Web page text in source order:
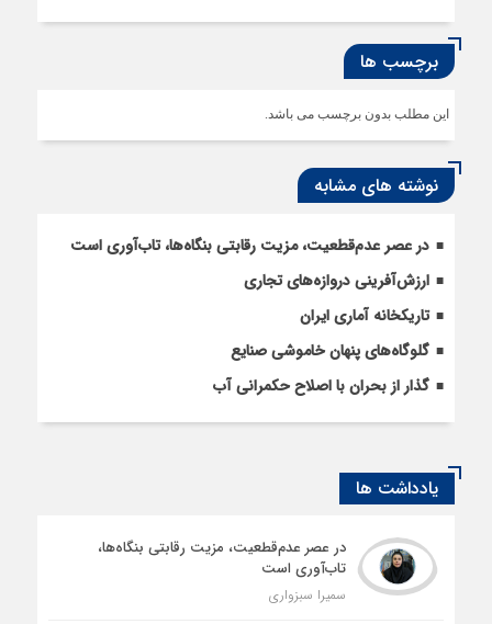
برچسب ها
این مطلب بدون برچسب می باشد.
نوشته های مشابه
در عصر عدم‌قطعیت، مزیت رقابتی بنگاه‌ها، تاب‌آوری است
ارزش‌آفرینی دروازه‌های تجاری
تاریکخانه آماری ایران
گلوگاه‌های پنهان خاموشی صنایع
گذار از بحران با اصلاح حکمرانی آب
یادداشت ها
در عصر عدم‌قطعیت، مزیت رقابتی بنگاه‌ها،
تاب‌آوری است
سمیرا سبزواری